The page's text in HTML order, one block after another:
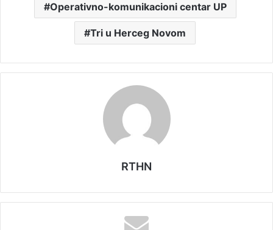
Operativno-komunikacioni centar UP
Tri u Herceg Novom
RTHN